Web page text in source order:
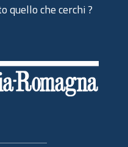
quello che cerchi ?